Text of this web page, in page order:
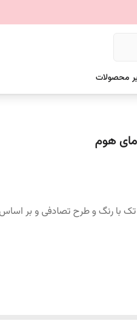
محصولات
هوم
با رنگ و طرح تصادفی و بر